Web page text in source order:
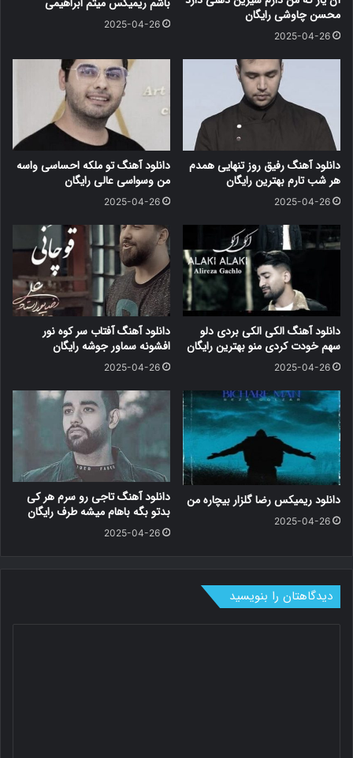
محسن چاوشی رایگان
2025-04-26
باشم ریمیکس میثم ابراهیمی
2025-04-26
دانلود آهنگ رفیق روز تنهایی همدم
هر شب تارم بهترین رایگان
2025-04-26
دانلود آهنگ تو ملکه احساسی واسه
من وسواسی عالی رایگان
2025-04-26
دانلود آهنگ الکی الکی بردی دلو
سهم خودت کردی منو بهترین رایگان
2025-04-26
دانلود آهنگ آفتاب سر کوه نور
افشونه سماور جوشه رایگان
2025-04-26
دانلود ریمیکس رضا گلزار بیچاره من
2025-04-26
دانلود آهنگ تاجی رو سرم هر کی
بدتو بگه باهام میشه طرف رایگان
2025-04-26
دیدگاهتان را بنویسید